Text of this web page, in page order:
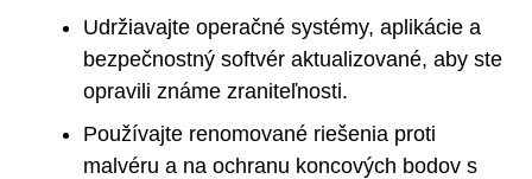
Udržiavajte operačné systémy, aplikácie a
bezpečnostný softvér aktualizované, aby ste
opravili známe zraniteľnosti.
Používajte renomované riešenia proti
malvéru a na ochranu koncových bodov s